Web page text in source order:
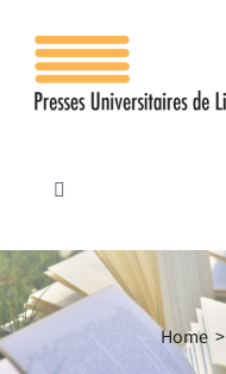
contenu
Toggle
Accueil
Les presses Home